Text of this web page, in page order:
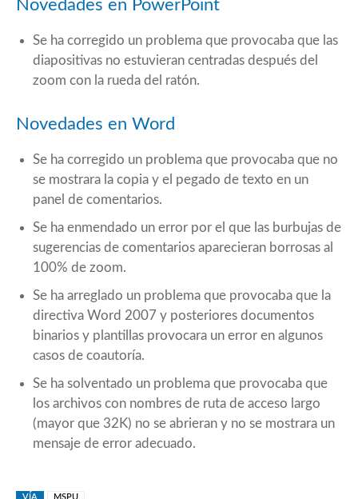
Novedades en PowerPoint
Se ha corregido un problema que provocaba que las
diapositivas no estuvieran centradas después del
zoom con la rueda del ratón.
Novedades en Word
Se ha corregido un problema que provocaba que no
se mostrara la copia y el pegado de texto en un
panel de comentarios.
Se ha enmendado un error por el que las burbujas de
sugerencias de comentarios aparecieran borrosas al
100% de zoom.
Se ha arreglado un problema que provocaba que la
directiva Word 2007 y posteriores documentos
binarios y plantillas provocara un error en algunos
casos de coautoría.
Se ha solventado un problema que provocaba que
los archivos con nombres de ruta de acceso largo
(mayor que 32K) no se abrieran y no se mostrara un
mensaje de error adecuado.
VÍA MSPU